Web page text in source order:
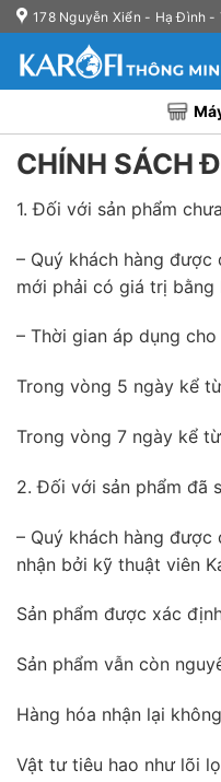
Bỏ
qua
dung
178 Nguyễn Xiển - Hạ Đình -
CHÍNH SÁCH
1. Đối với sản phẩm
– Quý khách hàng
mới phải có giá trị bằng
– Thời gian áp dụng
Trong vòng 5 ngày kể
Trong vòng 7 ngày kể
2. Đối với sản phẩm đã
– Quý khách hàng
nhận bởi kỹ thuật viên
Sản phẩm được xác
Sản phẩm vẫn còn
Hàng hóa nhận lại
Vật tư tiêu hao như lõi